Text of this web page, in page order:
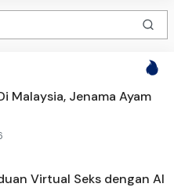
Malaysia, Jenama Ayam
Virtual Seks dengan AI